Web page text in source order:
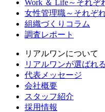
Work ＆ Life～それぞ
女性管理職～それぞ
組織づくりコラム
調査レポート
リアルワンについて
リアルワンが選ばれ
代表メッセージ
会社概要
スタッフ紹介
採用情報